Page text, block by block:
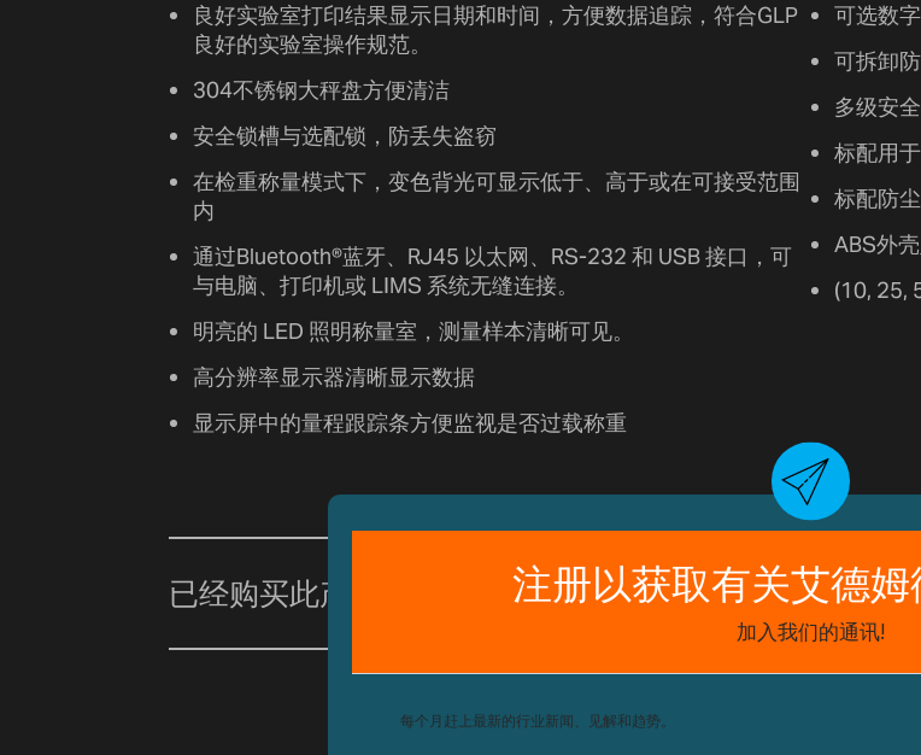
良好实验室打印结果显示日期和时间，方便数据追踪，符合GLP
良好的实验室操作规范。
304不锈钢大秤盘方便清洁
安全锁槽与选配锁，防丢失盗窃
在检重称量模式下，变色背光可显示低于、高于或在可接受范围
内
通过Bluetooth®蓝牙、RJ45 以太网、RS-232 和 USB 接口，可
与电脑、打印机或 LIMS 系统无缝连接。
明亮的 LED 照明称量室，测量样本清晰可见。
高分辨率显示器清晰显示数据
显示屏中的量程跟踪条方便监视是否过载称重
可选数
可拆卸
多级安
标配用
标配防
ABS外
(10, 25,
已经购买此产品？ 单击此处 获取支持，包括配件和操作